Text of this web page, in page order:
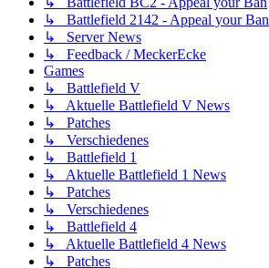
↳ Battlefield 2142 - Appeal your Ban
↳ Server News
↳ Feedback / MeckerEcke
Games
↳ Battlefield V
↳ Aktuelle Battlefield V News
↳ Patches
↳ Verschiedenes
↳ Battlefield 1
↳ Aktuelle Battlefield 1 News
↳ Patches
↳ Verschiedenes
↳ Battlefield 4
↳ Aktuelle Battlefield 4 News
↳ Patches